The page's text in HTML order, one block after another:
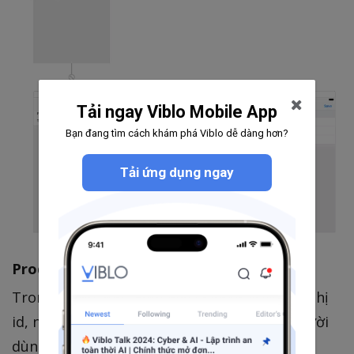
ProductDetailsViewController
Trong view controller này, chúng ta sẽ hiển thị
id, name, price của product và cho phép người
dùng cập nhật các thông tin đó.
Tải ngay Viblo Mobile App
Bạn đang tìm cách khám phá Viblo dễ dàng hơn?
Tải ứng dụng ngay